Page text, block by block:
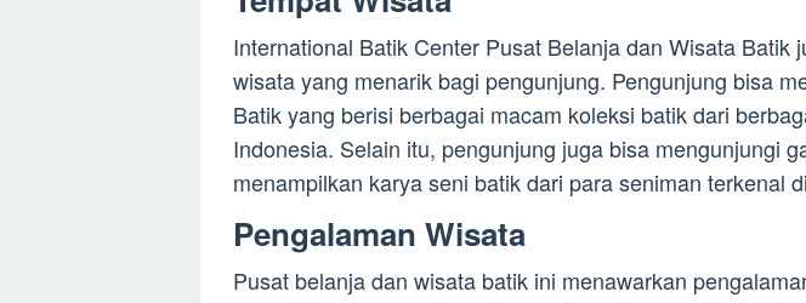
International Batik Center Pusat Belanja dan Wisata Batik
wisata yang menarik bagi pengunjung. Pengunjung bisa
Batik yang berisi berbagai macam koleksi batik dari
Indonesia. Selain itu, pengunjung juga bisa mengunjungi
menampilkan karya seni batik dari para seniman terkenal
Pengalaman Wisata
Pusat belanja dan wisata batik ini menawarkan